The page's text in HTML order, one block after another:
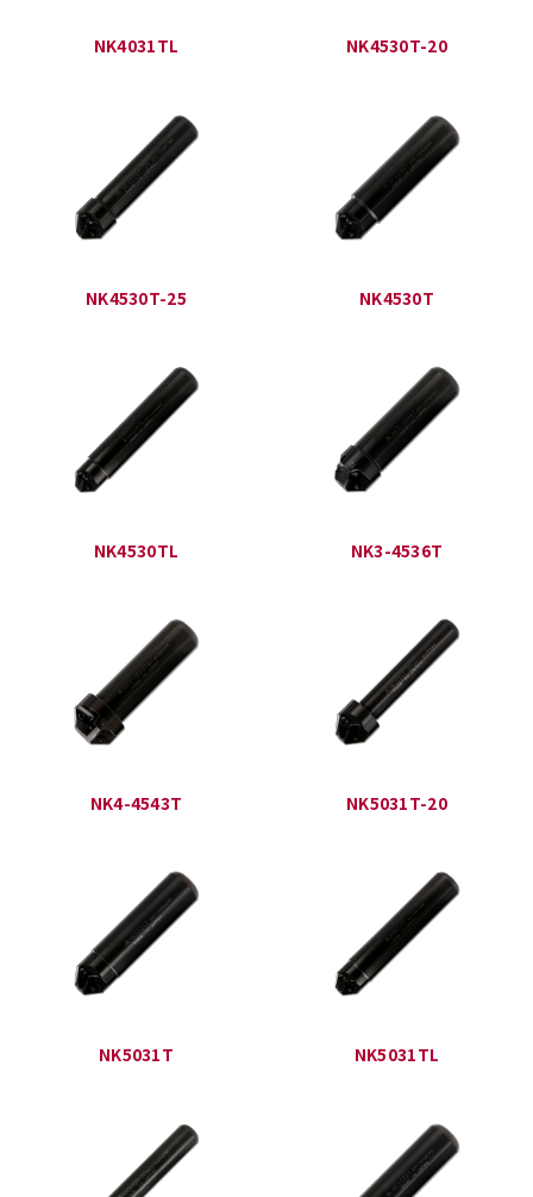
NK4031TL NK4530T-20
NK4530T-25 NK4530T
NK4530TL NK3-4536T
NK4-4543T NK5031T-20
NK5031T NK5031TL